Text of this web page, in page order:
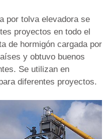
por tolva elevadora se
proyectos en todo el
de hormigón cargada por
y obtuvo buenos
Se utilizan en
diferentes proyectos.